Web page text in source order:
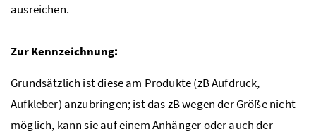
ausreichen.
Zur Kennzeichnung:
Grundsätzlich ist diese am Produkte (zB Aufdruck,
Aufkleber) anzubringen; ist das zB wegen der Größe nicht
möglich, kann sie auf einem Anhänger oder auch der